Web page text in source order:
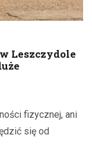
Leszczydole
fizycznej, ani
się od